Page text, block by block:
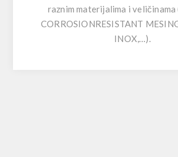
raznim materijalima i veličinama
CORROSIONRESISTANT
INOX,…).